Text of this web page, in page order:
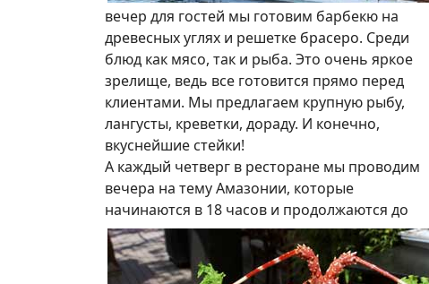
вечер для гостей мы готовим барбекю на
древесных углях и решетке брасеро. Среди
блюд как мясо, так и рыба. Это очень яркое
зрелище, ведь все готовится прямо перед
клиентами. Мы предлагаем крупную рыбу,
лангусты, креветки, дораду. И конечно,
вкуснейшие стейки!
А каждый четверг в ресторане мы проводим
вечера на тему Амазонии, которые
начинаются в 18 часов и продолжаются до